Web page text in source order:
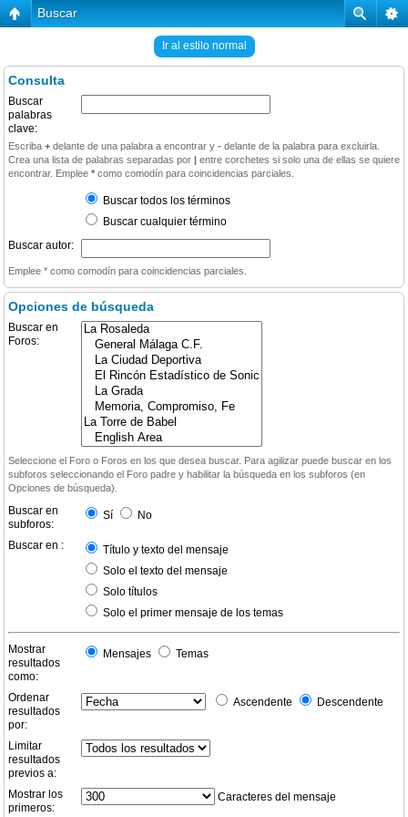
Buscar
Ir al estilo normal
Consulta
Buscar
palabras
clave:
Escriba + delante de una palabra a encontrar y - delante de la palabra para excluirla.
Crea una lista de palabras separadas por | entre corchetes si solo una de ellas se quiere
encontrar. Emplee * como comodín para coincidencias parciales.
Buscar todos los términos
Buscar cualquier término
Buscar autor:
Emplee * como comodín para coincidencias parciales.
Opciones de búsqueda
Buscar en
Foros:
Seleccione el Foro o Foros en los que desea buscar. Para agilizar puede buscar en los
subforos seleccionando el Foro padre y habilitar la búsqueda en los subforos (en
Opciones de búsqueda).
Buscar en
subforos:
Sí No
Buscar en :
Título y texto del mensaje
Solo el texto del mensaje
Solo títulos
Solo el primer mensaje de los temas
Mostrar
resultados
como:
Mensajes Temas
Ordenar
resultados
por:
Ascendente Descendente
Limitar
resultados
previos a:
Mostrar los
primeros:
Caracteres del mensaje